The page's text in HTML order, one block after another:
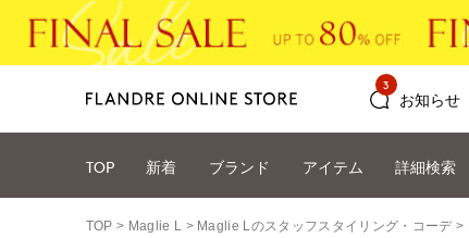
お知らせ
3
TOP 新着 ブランド アイテム 詳細検索
TOP Maglie L Maglie Lのスタッフスタイリング・コーデ